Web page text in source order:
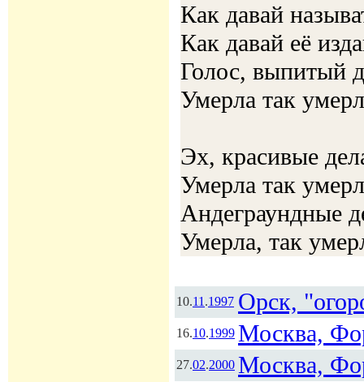
Как давай
Как давай её
Голос, выпитый
Умерла так
Эх, красивые
Умерла так
Андеграундные
Умерла, так
10.11.1997 Орск,
16.10.1999 Москва,
27.02.2000 Москва,